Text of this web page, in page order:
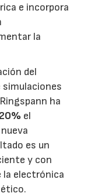
e incorpora
la
del
ha
20% el
es un
y con
electrónica